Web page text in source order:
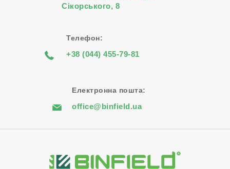
Сiкорського, 8
Телефон:
+38 (044) 455-79-81
Електронна пошта:
office@binfield.ua